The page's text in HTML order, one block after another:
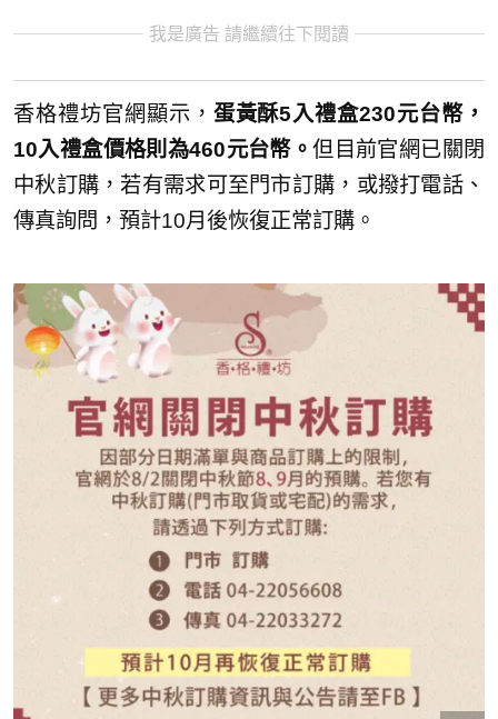
我是廣告 請繼續往下閱讀
香格禮坊官網顯示， 蛋黃酥5入禮盒230元台幣，
10入禮盒價格則為460元台幣。但目前官網已關閉
中秋訂購，若有需求可至門市訂購，或撥打電話、
傳真詢問，預計10月後恢復正常訂購。